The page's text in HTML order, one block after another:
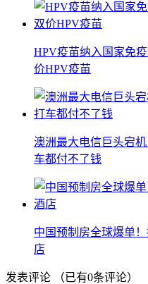
HPV疫苗纳入国家免
价HPV疫苗
澳洲最大电信巨头宕
车都付不了钱
中国预制房全球爆单
店
发表评论 （已有0条评论）